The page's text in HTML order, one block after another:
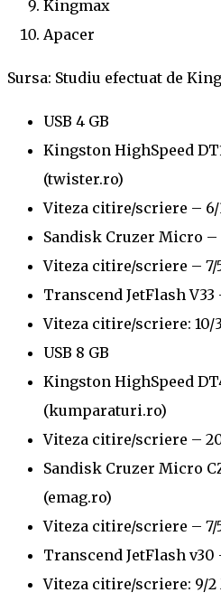
Kingmax
Apacer
Sursa: Studiu efectuat de
USB 4 GB
Kingston HighSpeed
(twister.ro)
Viteza citire/scriere – 6/
Sandisk Cruzer Micro –
Viteza citire/scriere – 7/
Transcend JetFlash
Viteza citire/scriere: 10/
USB 8 GB
Kingston HighSpeed
(kumparaturi.ro)
Viteza citire/scriere –
Sandisk Cruzer Micro
(emag.ro)
Viteza citire/scriere – 7/
Transcend JetFlash v30
Viteza citire/scriere: 9/2